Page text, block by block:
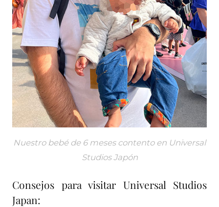
Nuestro bebé de 6 meses contento en Universal
Studios Japón
Consejos para visitar Universal Studios
Japan: